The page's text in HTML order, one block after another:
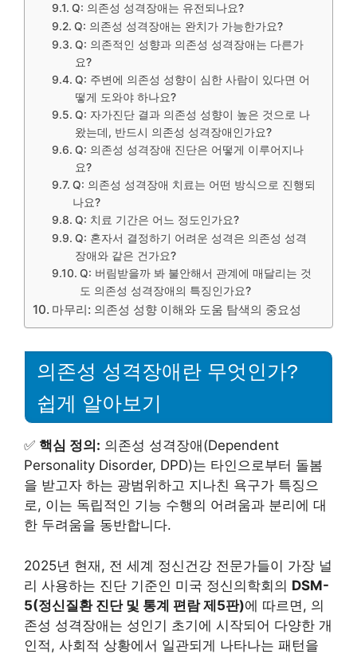
Q: 의존성 성격장애는 유전되나요?
Q: 의존성 성격장애는 완치가 가능한가요?
Q: 의존적인 성향과 의존성 성격장애는 다른가
요?
Q: 주변에 의존성 성향이 심한 사람이 있다면 어
떻게 도와야 하나요?
Q: 자가진단 결과 의존성 성향이 높은 것으로 나
왔는데, 반드시 의존성 성격장애인가요?
Q: 의존성 성격장애 진단은 어떻게 이루어지나
요?
Q: 의존성 성격장애 치료는 어떤 방식으로 진행되
나요?
Q: 치료 기간은 어느 정도인가요?
Q: 혼자서 결정하기 어려운 성격은 의존성 성격
장애와 같은 건가요?
Q: 버림받을까 봐 불안해서 관계에 매달리는 것
도 의존성 성격장애의 특징인가요?
마무리: 의존성 성향 이해와 도움 탐색의 중요성
의존성 성격장애란 무엇인가?
쉽게 알아보기
✅ 핵심 정의: 의존성 성격장애(Dependent
Personality Disorder, DPD)는 타인으로부터 돌봄
을 받고자 하는 광범위하고 지나친 욕구가 특징으
로, 이는 독립적인 기능 수행의 어려움과 분리에 대
한 두려움을 동반합니다.
2025년 현재, 전 세계 정신건강 전문가들이 가장 널
리 사용하는 진단 기준인 미국 정신의학회의 DSM-
5(정신질환 진단 및 통계 편람 제5판)에 따르면, 의
존성 성격장애는 성인기 초기에 시작되어 다양한 개
인적, 사회적 상황에서 일관되게 나타나는 패턴을